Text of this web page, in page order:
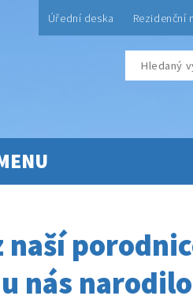
Úřední deska Rezidenční
nás